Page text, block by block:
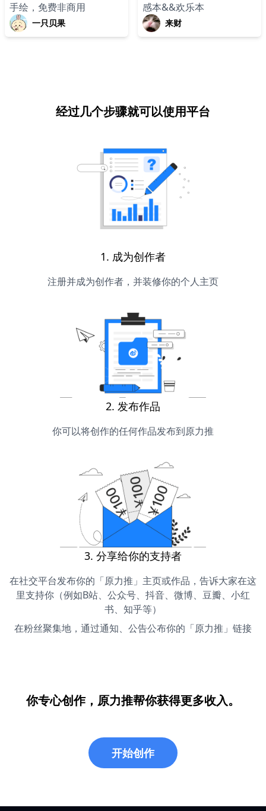
手绘，免费非商用
一只贝果
感本&&欢乐本
来财
经过几个步骤就可以使用平台
1. 成为创作者
注册并成为创作者，并装修你的个人主页
2. 发布作品
你可以将创作的任何作品发布到原力推
3. 分享给你的支持者
在社交平台发布你的「原力推」主页或作品，告诉大家在这
里支持你（例如B站、公众号、抖音、微博、豆瓣、小红
书、知乎等）
在粉丝聚集地，通过通知、公告公布你的「原力推」链接
你专心创作，原力推帮你获得更多收入。
开始创作